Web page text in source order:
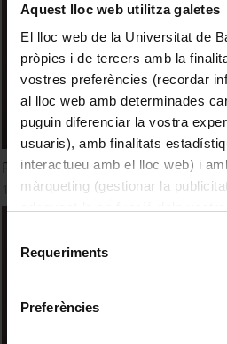
Aquest lloc web utilitza galetes
El lloc web de la Universitat de
pròpies i de tercers amb la
vostres preferències (recordar
al lloc web amb determinades
puguin diferenciar la vostra
usuaris), amb finalitats
interactueu amb el lloc web) i
màrqueting (gestionar la
consultar laPolítica de galetes
Requeriments
Preferències
Fiscal Forum
12 November, 2012